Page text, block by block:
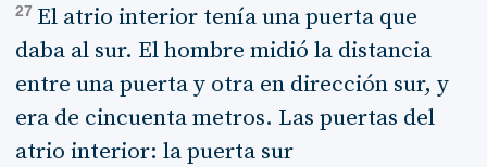
27 El atrio interior tenía una puerta que
daba al sur. El hombre midió la distancia
entre una puerta y otra en dirección sur, y
era de cincuenta metros. Las puertas del
atrio interior: la puerta sur